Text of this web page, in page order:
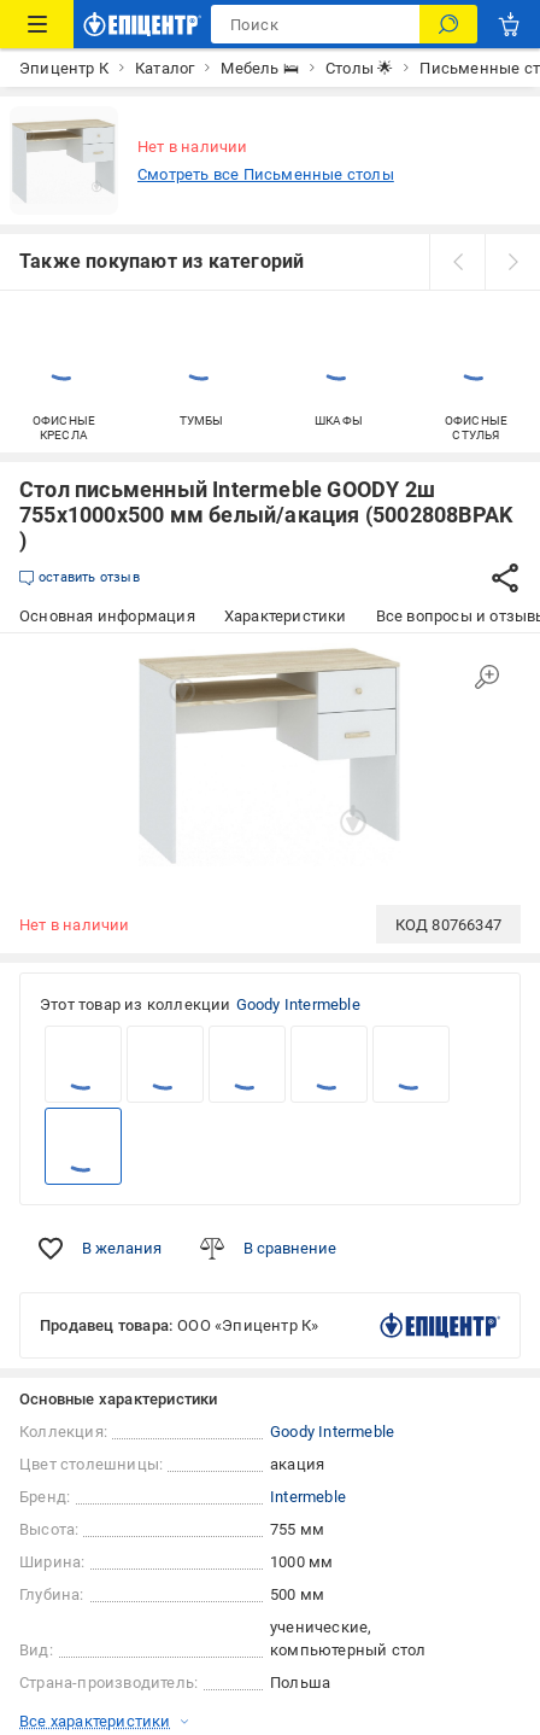
Эпицентр К Каталог Мебель 🛌 Столы 🌟 Письменные
Нет в наличии
Смотреть все Письменные столы
Также покупают из категорий
ОФИСНЫЕ
КРЕСЛА
ТУМБЫ ШКАФЫ
ОФИСНЫЕ
СТУЛЬЯ
Стол письменный Intermeble GOODY 2ш
755х1000х500 мм белый/акация (5002808BPAK
)
оставить отзыв
Основная информация Характеристики Все вопросы и
Нет в наличии КОД80766347
Этот товар из коллекции Goody Intermeble
В желания В сравнение
Продавец товара: ООО «Эпицентр К»
Основные характеристики
Коллекция:
Goody Intermeble
Цвет столешницы:
акация
Бренд:
Intermeble
Высота:
755 мм
Ширина:
1000 мм
Глубина:
500 мм
Вид:
ученические
компьютерный стол
Страна-производитель:
Польша
Все характеристики